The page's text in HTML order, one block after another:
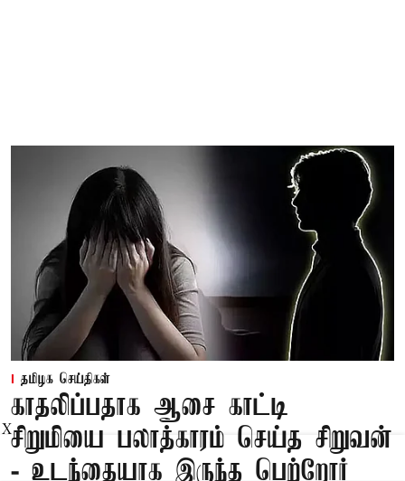
தமிழக செய்திகள்
காதலிப்பதாக ஆசை காட்டி
சிறுமியை பலாத்காரம் செய்த சிறுவன்
- உடந்தையாக இருந்த பெற்றோர்
X